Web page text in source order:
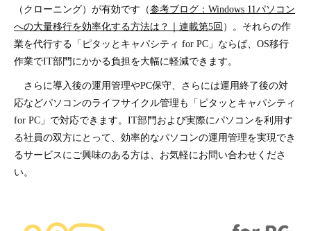
（クローニング）が有効です（参考ブログ：Windows 11パソコン
への大量移行を効率化する方法は？｜連載第5回）。それらの作
業を代行する「ピタッとキャパシティ for PC」ならば、OS移行
作業でIT部門にかかる負担を大幅に軽減できます。
さらに導入後の運用管理やPC保守、さらには運用終了後の対
応などパソコンのライフサイクル管理も「ピタッとキャパシティ
for PC」で対応できます。IT部門および実際にパソコンを利用す
る社員の双方にとって、効率的なパソコンの運用管理を実現でき
るサービスにご興味のある方は、お気軽にお問い合わせくださ
い。